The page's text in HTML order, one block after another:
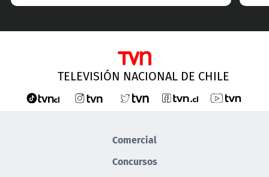
TELEVISIÓN NACIONAL DE CHILE
Comercial
Concursos